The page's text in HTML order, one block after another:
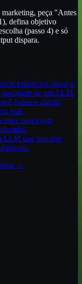
peça "Antes
defina objetivo
(passo 4) e só
dispara.
instruções claras e
qualidade de um LLM.
fornece alguns
real.
entre raciocinar
LLM que percebe,
→